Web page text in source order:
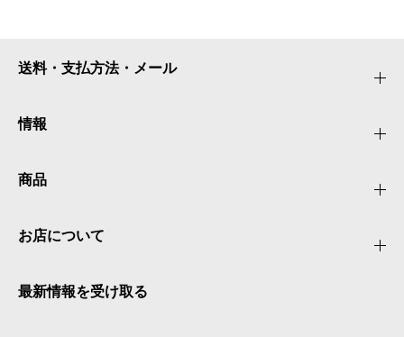
送料・支払方法・メール
情報
商品
お店について
最新情報を受け取る